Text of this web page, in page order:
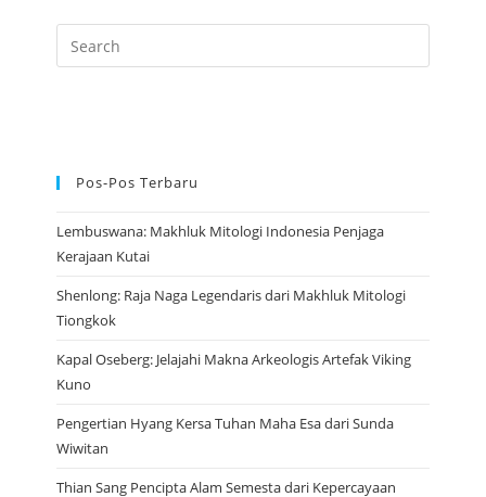
Pos-Pos Terbaru
Lembuswana: Makhluk Mitologi Indonesia Penjaga
Kerajaan Kutai
Shenlong: Raja Naga Legendaris dari Makhluk Mitologi
Tiongkok
Kapal Oseberg: Jelajahi Makna Arkeologis Artefak Viking
Kuno
Pengertian Hyang Kersa Tuhan Maha Esa dari Sunda
Wiwitan
Thian Sang Pencipta Alam Semesta dari Kepercayaan